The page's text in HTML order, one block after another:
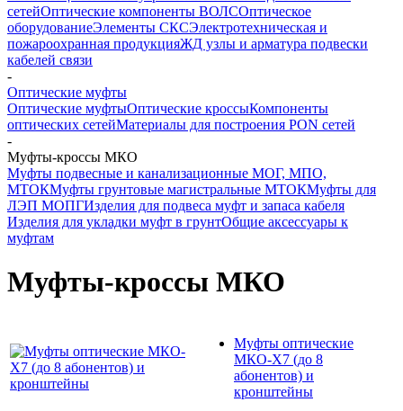
сетейОптические компоненты ВОЛСОптическое
оборудованиеЭлементы СКСЭлектротехническая и
пожароохранная продукцияЖД узлы и арматура подвески
кабелей связи
-
Оптические муфты
Оптические муфтыОптические кроссыКомпоненты
оптических сетейМатериалы для построения PON сетей
-
Муфты-кроссы МКО
Муфты подвесные и канализационные МОГ, МПО,
МТОКМуфты грунтовые магистральные МТОКМуфты для
ЛЭП МОПГИзделия для подвеса муфт и запаса кабеля
Изделия для укладки муфт в грунтОбщие аксессуары к
муфтам
Муфты-кроссы МКО
Муфты оптические
МКО-Х7 (до 8
абонентов) и
кронштейны